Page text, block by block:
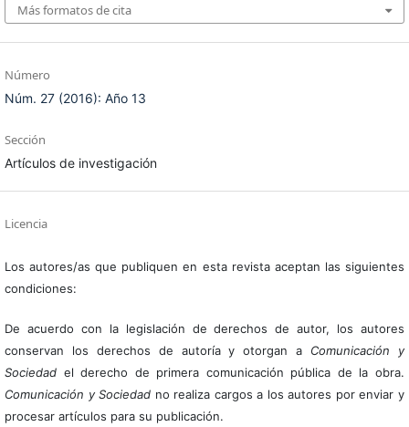
Más formatos de cita
Número
Núm. 27 (2016): Año 13
Sección
Artículos de investigación
Licencia
Los autores/as que publiquen en esta revista aceptan las siguientes
condiciones:
De acuerdo con la legislación de derechos de autor, los autores
conservan los derechos de autoría y otorgan a Comunicación y
Sociedadel derecho de primera comunicación pública de la obra.
Comunicación y Sociedad no realiza cargos a los autores por enviar y
procesar artículos para su publicación.